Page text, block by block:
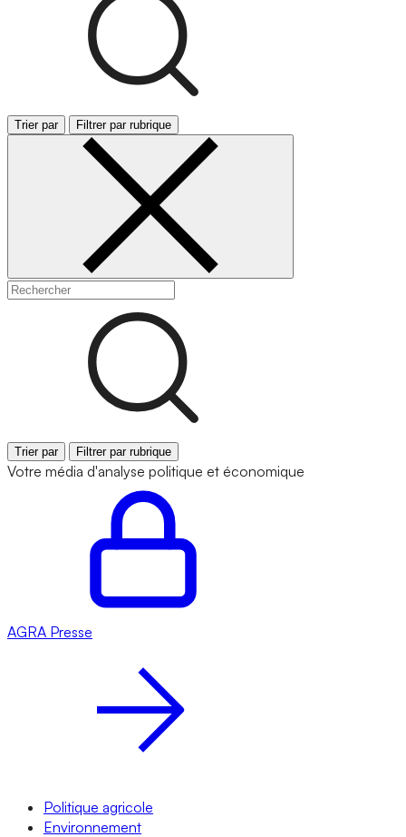
Trier par Filtrer par rubrique
Trier par Filtrer par rubrique
Votre média d'analyse politique et économique
AGRA Presse
Politique agricole
Environnement